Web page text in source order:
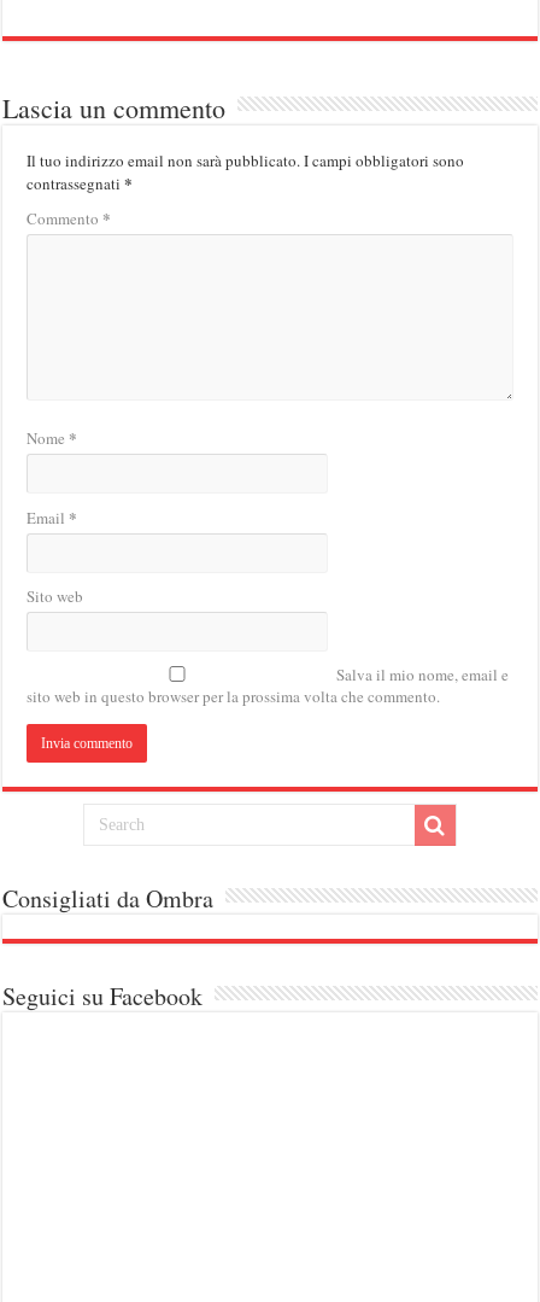
Lascia un commento
Il tuo indirizzo email non sarà pubblicato.I campi obbligatori sono
contrassegnati*
Commento *
Nome *
Email *
Sito web
Salva il mio nome, email e
sito web in questo browser per la prossima volta che commento.
Consigliati da Ombra
Seguici su Facebook